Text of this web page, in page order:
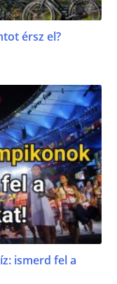
érsz el?
ismerd fel a